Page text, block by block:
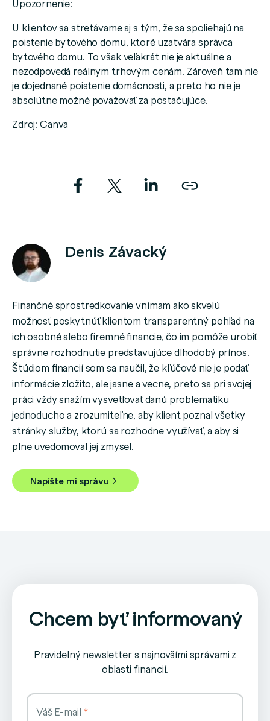
Upozornenie:
U klientov sa stretávame aj s tým, že sa spoliehajú na
poistenie bytového domu, ktoré uzatvára správca
bytového domu. To však veľakrát nie je aktuálne a
nezodpovedá reálnym trhovým cenám. Zároveň tam nie
je dojednané poistenie domácnosti, a preto ho nie je
absolútne možné považovať za postačujúce.
Zdroj: Canva
Denis Závacký
Finančné sprostredkovanie vnímam ako skvelú
možnosť poskytnúť klientom transparentný pohľad na
ich osobné alebo firemné financie, čo im pomôže urobiť
správne rozhodnutie predstavujúce dlhodobý prínos.
Štúdiom financií som sa naučil, že kľúčové nie je podať
informácie zložito, ale jasne a vecne, preto sa pri svojej
práci vždy snažím vysvetľovať danú problematiku
jednoducho a zrozumiteľne, aby klient poznal všetky
stránky služby, ktorú sa rozhodne využívať, a aby si
plne uvedomoval jej zmysel.
Napíšte mi správu
Chcem byť informovaný
Pravidelný newsletter s najnovšími správami z
oblasti financií.
Váš E-mail